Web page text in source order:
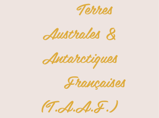
Terres
Australes &
Antarctiques
Françaises
(T.A.A.F.)